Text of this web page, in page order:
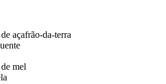
açafrão-da-terra
mel